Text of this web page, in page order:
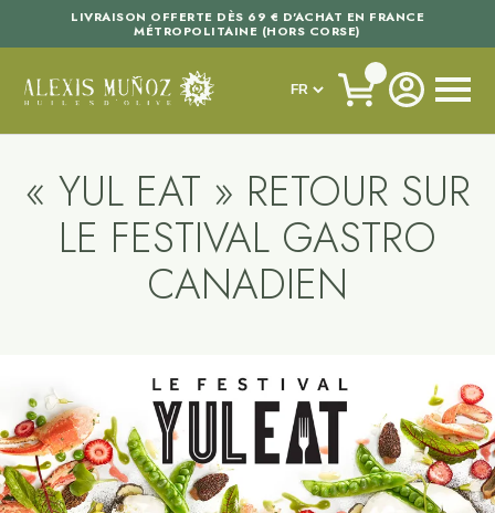
LIVRAISON OFFERTE DÈS 69 € D'ACHAT EN FRANCE
MÉTROPOLITAINE (HORS CORSE)
« YUL EAT » RETOUR SUR
LE FESTIVAL GASTRO
CANADIEN